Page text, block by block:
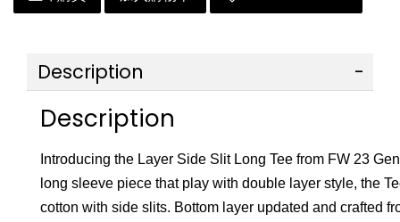
Description
Description
Introducing the Layer Side Slit Long Tee from FW 23
long sleeve piece that play with double layer style, the
cotton with side slits. Bottom layer updated and crafted